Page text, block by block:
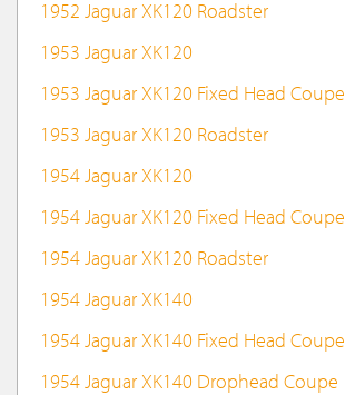
1952 Jaguar XK120 Roadster
1953 Jaguar XK120
1953 Jaguar XK120 Fixed Head Coupe
1953 Jaguar XK120 Roadster
1954 Jaguar XK120
1954 Jaguar XK120 Fixed Head Coupe
1954 Jaguar XK120 Roadster
1954 Jaguar XK140
1954 Jaguar XK140 Fixed Head Coupe
1954 Jaguar XK140 Drophead Coupe